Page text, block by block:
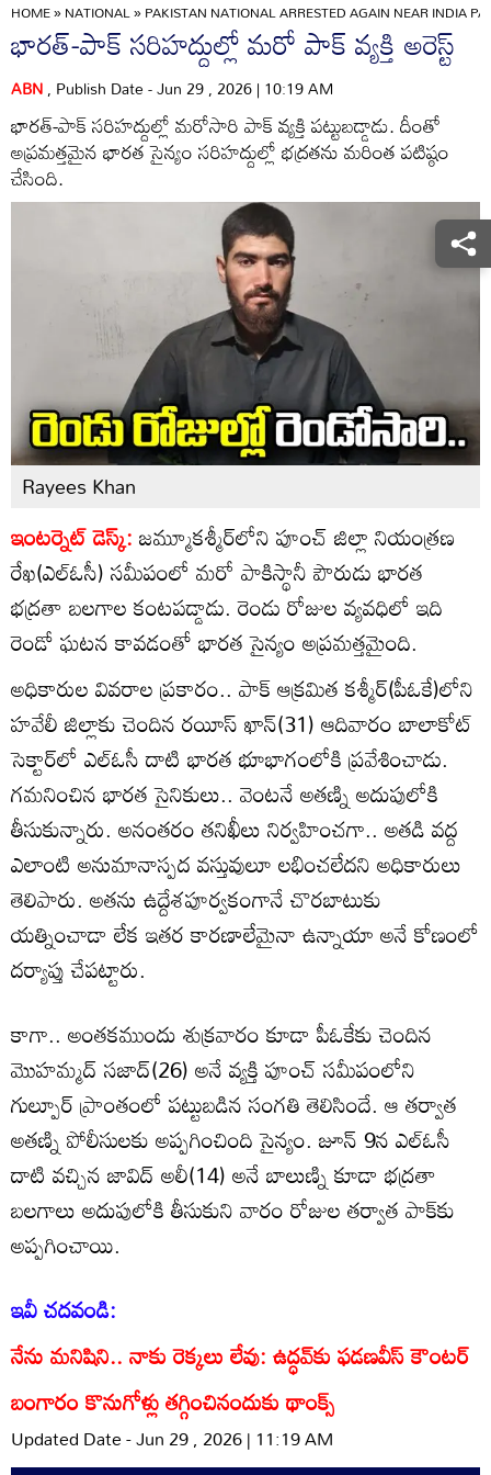
HOME»NATIONAL»PAKISTAN NATIONAL ARRESTED AGAIN NEAR INDIA
భారత్-పాక్ సరిహద్దుల్లో మరో పాక్ వ్యక్తి అరెస్ట్
ABN, Publish Date - Jun 29 , 2026 | 10:19 AM
భారత్-పాక్ సరిహద్దుల్లో మరోసారి పాక్ వ్యక్తి పట్టుబడ్డాడు. దీంతో
అప్రమత్తమైన భారత సైన్యం సరిహద్దుల్లో భద్రతను మరింత పటిష్ఠం
చేసింది.
Rayees Khan
ఇంటర్నెట్ డెస్క్:జమ్మూకశ్మీర్‌లోని పూంచ్ జిల్లా నియంత్రణ
రేఖ(ఎల్‌ఓసీ) సమీపంలో మరో పాకిస్థానీ పౌరుడు భారత
భద్రతా బలగాల కంటపడ్డాడు. రెండు రోజుల వ్యవధిలో ఇది
రెండో ఘటన కావడంతో భారత సైన్యం అప్రమత్తమైంది.
అధికారుల వివరాల ప్రకారం.. పాక్ ఆక్రమిత కశ్మీర్‌(పీఓకే)లోని
హవేలీ జిల్లాకు చెందిన రయీస్ ఖాన్(31) ఆదివారం బాలాకోట్
సెక్టార్‌లో ఎల్‌ఓసీ దాటి భారత భూభాగంలోకి ప్రవేశించాడు.
గమనించిన భారత సైనికులు.. వెంటనే అతణ్ని అదుపులోకి
తీసుకున్నారు. అనంతరం తనిఖీలు నిర్వహించగా.. అతడి వద్ద
ఎలాంటి అనుమానాస్పద వస్తువులూ లభించలేదని అధికారులు
తెలిపారు. అతను ఉద్దేశపూర్వకంగానే చొరబాటుకు
యత్నించాడా లేక ఇతర కారణాలేమైనా ఉన్నాయా అనే కోణంలో
దర్యాప్తు చేపట్టారు.
కాగా.. అంతకముందు శుక్రవారం కూడా పీఓకేకు చెందిన
మొహమ్మద్ సజాద్(26) అనే వ్యక్తి పూంచ్‌ సమీపంలోని
గుల్పూర్ ప్రాంతంలో పట్టుబడిన సంగతి తెలిసిందే. ఆ తర్వాత
అతణ్ని పోలీసులకు అప్పగించింది సైన్యం. జూన్ 9న ఎల్‌ఓసీ
దాటి వచ్చిన జావిద్ అలీ(14) అనే బాలుణ్ని కూడా భద్రతా
బలగాలు అదుపులోకి తీసుకుని వారం రోజుల తర్వాత పాక్‌కు
అప్పగించాయి.
ఇవీ చదవండి:
నేను మనిషిని.. నాకు రెక్కలు లేవు: ఉద్ధవ్‌కు ఫడణవీస్ కౌంటర్
బంగారం కొనుగోళ్లు తగ్గించినందుకు థాంక్స్‌
Updated Date - Jun 29 , 2026 | 11:19 AM